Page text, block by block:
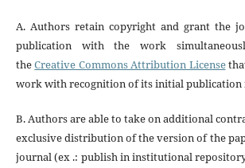
A. Authors retain copyright and grant the
publication with the work
theCreative Commons Attribution License
work with recognition of its initial publication
B. Authors are able to take on additional
exclusive distribution of the version of the
journal (ex .: publish in institutional